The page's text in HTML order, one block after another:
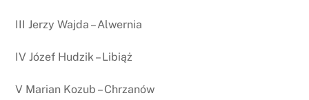
III Jerzy Wajda – Alwernia
IV Józef Hudzik – Libiąż
V Marian Kozub – Chrzanów